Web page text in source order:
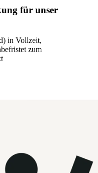
für unser
in Vollzeit,
zum